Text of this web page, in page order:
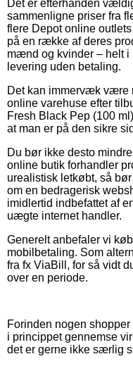
Det er efterhånden
sammenligne priser fra
flere Depot online
på en række af deres
mænd og kvinder – helt i
levering uden betaling.
Det kan immervæk være
online varehuse efter
Fresh Black Pep (100
at man er på den sikre
Du bør ikke desto
online butik forhandler
urealistisk letkøbt, så
om en bedragerisk
imidlertid indbefattet af
uægte internet handler.
Generelt anbefaler vi
mobilbetaling. Som
fra fx ViaBill, for så vidt
over en periode.
Forinden nogen
i princippet gennemse
det er gerne ikke særlig